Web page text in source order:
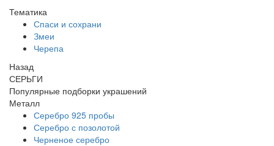
Тематика
Спаси и сохрани
Змеи
Черепа
Назад
СЕРЬГИ
Популярные подборки украшений
Металл
Серебро 925 пробы
Серебро с позолотой
Черненое серебро